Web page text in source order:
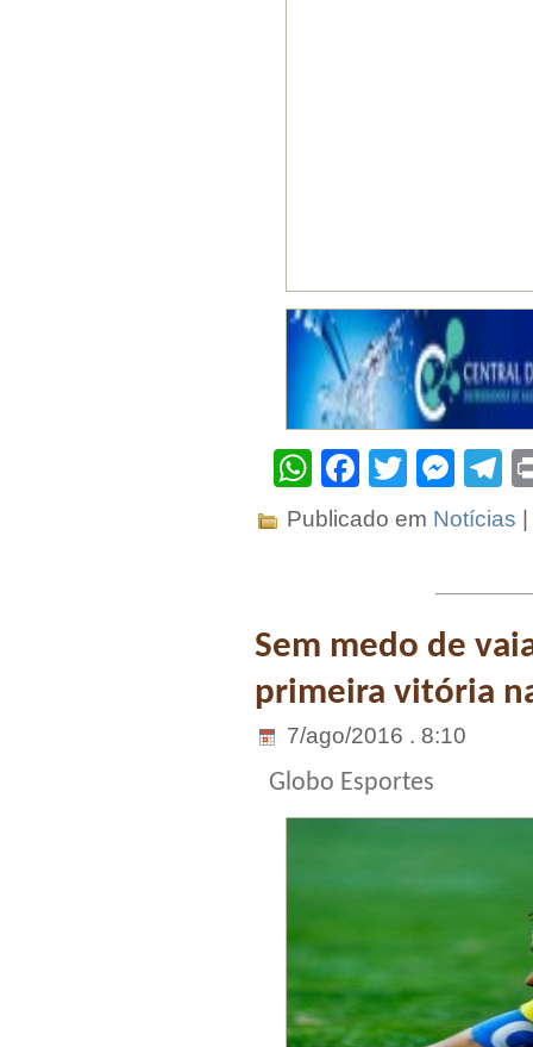
WhatsApp
Facebook
Twitter
Publicado em Notícias |
Sem medo de
primeira vitória
7/ago/2016 . 8:10
Globo Esportes